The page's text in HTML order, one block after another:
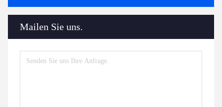
Mailen Sie uns.